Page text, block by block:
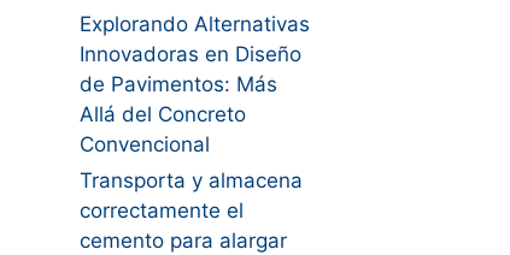
Explorando Alternativas
Innovadoras en Diseño
de Pavimentos: Más
Allá del Concreto
Convencional
Transporta y almacena
correctamente el
cemento para alargar